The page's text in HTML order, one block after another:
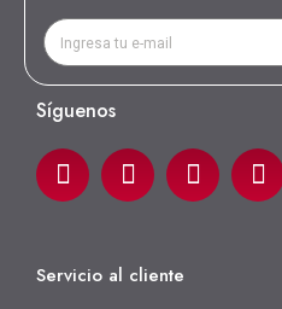
Síguenos
Servicio al cliente